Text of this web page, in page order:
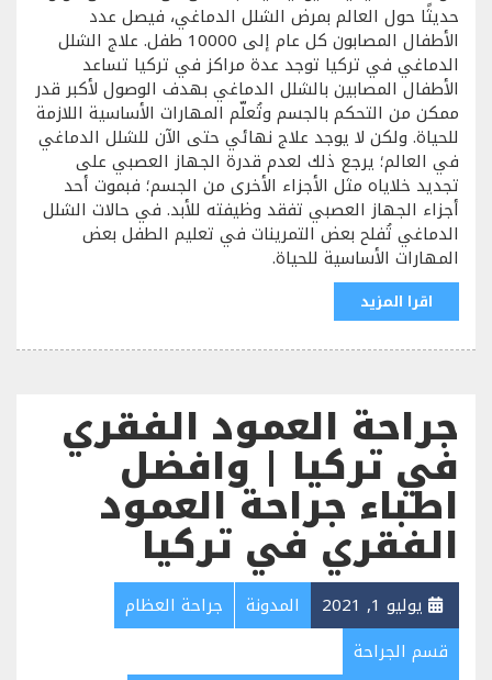
حديثًا حول العالم بمرض الشلل الدماغي، فيصل عدد
الأطفال المصابون كل عام إلى 10000 طفل. علاج الشلل
الدماغي في تركيا توجد عدة مراكز في تركيا تساعد
الأطفال المصابين بالشلل الدماغي بهدف الوصول لأكبر قدر
ممكن من التحكم بالجسم وتُعلّم المهارات الأساسية اللازمة
للحياة. ولكن لا يوجد علاج نهائي حتى الآن للشلل الدماغي
في العالم؛ يرجع ذلك لعدم قدرة الجهاز العصبي على
تجديد خلاياه مثل الأجزاء الأخرى من الجسم؛ فبموت أحد
أجزاء الجهاز العصبي تفقد وظيفته للأبد. في حالات الشلل
الدماغي تُفلح بعض التمرينات في تعليم الطفل بعض
المهارات الأساسية للحياة.
اقرا المزيد
جراحة العمود الفقري
في تركيا | وافضل
اطباء جراحة العمود
الفقري في تركيا
يوليو 1, 2021 المدونة
جراحة العظام
قسم الجراحة